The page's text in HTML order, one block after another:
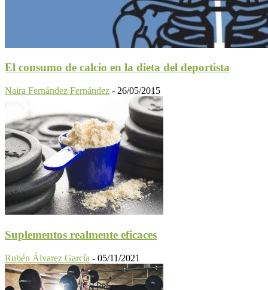
El consumo de calcio en la dieta del deportista
Naira Fernández Fernández - 26/05/2015
Suplementos realmente eficaces
Rubén Álvarez García - 05/11/2021